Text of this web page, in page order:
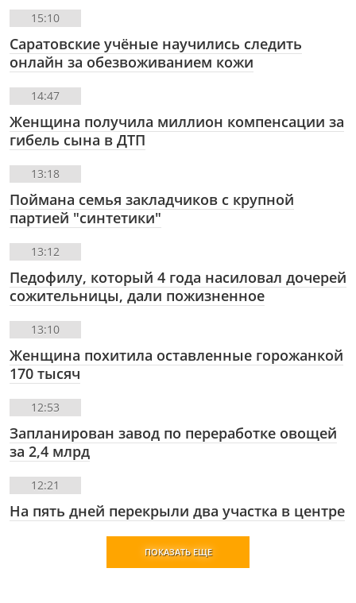
15:10
Саратовские учёные научились следить
онлайн за обезвоживанием кожи
14:47
Женщина получила миллион компенсации за
гибель сына в ДТП
13:18
Поймана семья закладчиков с крупной
партией "синтетики"
13:12
Педофилу, который 4 года насиловал дочерей
сожительницы, дали пожизненное
13:10
Женщина похитила оставленные горожанкой
170 тысяч
12:53
Запланирован завод по переработке овощей
за 2,4 млрд
12:21
На пять дней перекрыли два участка в центре
ПОКАЗАТЬ ЕЩЕ